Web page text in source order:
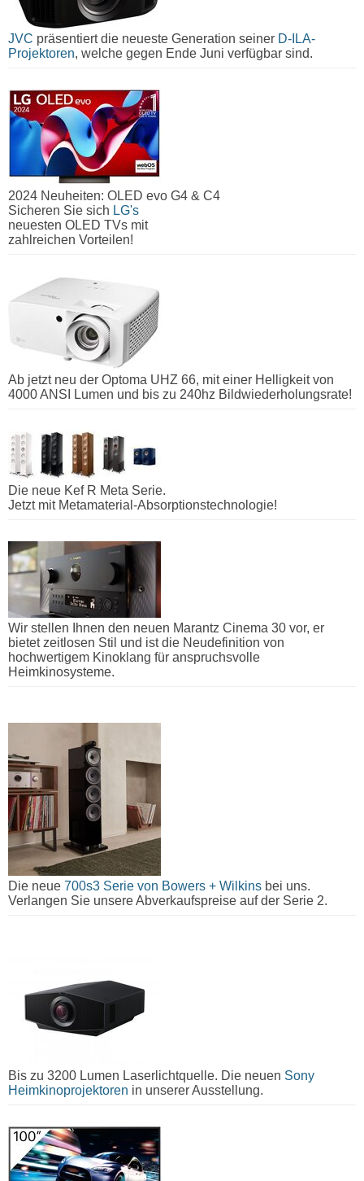
JVC präsentiert die neueste Generation seiner D-ILA-
Projektoren, welche gegen Ende Juni verfügbar sind.
2024 Neuheiten: OLED evo G4 & C4
Sicheren Sie sich LG's
neuesten OLED TVs mit
zahlreichen Vorteilen!
Ab jetzt neu der Optoma UHZ 66, mit einer Helligkeit von
4000 ANSI Lumen und bis zu 240hz Bildwiederholungsrate!
Die neue Kef R Meta Serie.
Jetzt mit Metamaterial-Absorptionstechnologie!
Wir stellen Ihnen den neuen Marantz Cinema 30 vor, er
bietet zeitlosen Stil und ist die Neudefinition von
hochwertigem Kinoklang für anspruchsvolle
Heimkinosysteme.
Die neue 700s3 Serie von Bowers + Wilkins bei uns.
Verlangen Sie unsere Abverkaufspreise auf der Serie 2.
Bis zu 3200 Lumen Laserlichtquelle. Die neuen Sony
Heimkinoprojektoren in unserer Ausstellung.